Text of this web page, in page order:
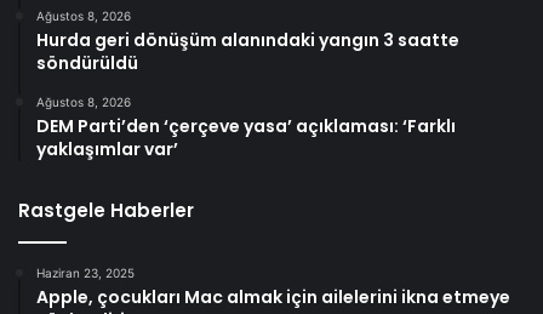
Ağustos 8, 2026
Hurda geri dönüşüm alanındaki yangın 3 saatte
söndürüldü
Ağustos 8, 2026
DEM Parti’den ‘çerçeve yasa’ açıklaması: ‘Farklı
yaklaşımlar var’
Rastgele Haberler
Haziran 23, 2025
Apple, çocukları Mac almak için ailelerini ikna etmeye